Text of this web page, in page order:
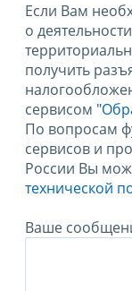
Если Вам
о
получить
сервисом
По вопросам
сервисов и
России Вы
технической
Ваше